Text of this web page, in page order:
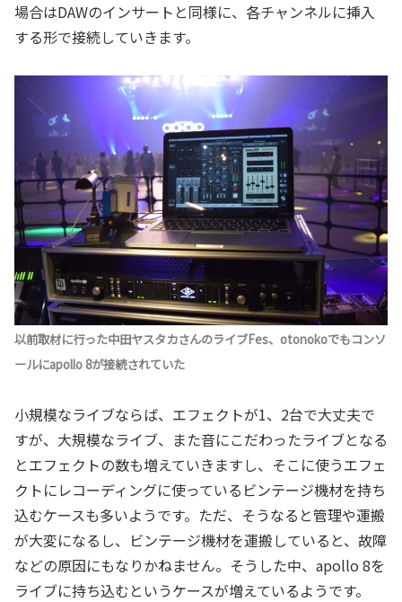
場合はDAWのインサートと同様に、各チャンネルに挿入
する形で接続していきます。
以前取材に行った中田ヤスタカさんのライブFes、otonokoでもコンソ
ールにapollo 8が接続されていた
小規模なライブならば、エフェクトが1、2台で大丈夫で
すが、大規模なライブ、また音にこだわったライブとなる
とエフェクトの数も増えていきますし、そこに使うエフェ
クトにレコーディングに使っているビンテージ機材を持ち
込むケースも多いようです。ただ、そうなると管理や運搬
が大変になるし、ビンテージ機材を運搬していると、故障
などの原因にもなりかねません。そうした中、apollo 8を
ライブに持ち込むというケースが増えているようです。